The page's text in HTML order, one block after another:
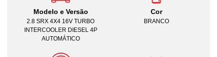
Modelo e Versão
2.8 SRX 4X4 16V TURBO
INTERCOOLER DIESEL 4P
AUTOMÁTICO
Cor
BRANCO